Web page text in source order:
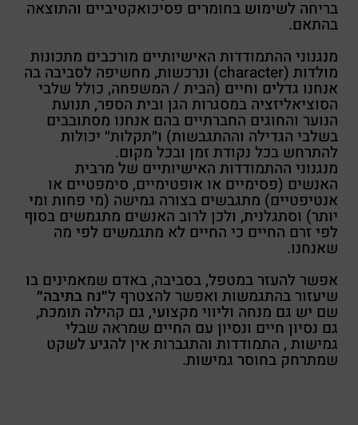
בריחה לשימוש בחומרים פסיכואקטיביים והתוצאה
בהתאם.
מנגנוני ההתמודדות האישיותיים מורכבים מתכונות
מולדות (character) ונרכשות, מחשיפה לסביבה בה
אנחנו גדלים וחיים (הבית / המשפחה, כולל שלבי
הסוציאליזציה במסגרות הגן ובית הספר, תנועת
הנוער והחוגים החברתיים בהם אנחנו מסתובבים
בשלבי הגדילה וההתגבשות) ו״תקלות״ יכולות
להתרחש בכל נקודת זמן ובכל מקום.
מנגנוני ההתמודדות האישיותיים של מרבית
האנשים (פסימיים או אופטימיים, סימפטיים או
אנטיפטיים) מתגבשים בצורה גמישה (מי פחות ומי
יותר) וסתגלנית, ולכן לרוב האנשים מתגמשים בסוף
לפי זרם החיים כי החיים לא מתגמשים לפי מה
שאנחנו.
אפשר להעזר במטפל, בסביבה, באדם שמאמינים בו
שיעזור בהתגמשות ואפשר להצטרף ל״נח בתיבה״
שם יש גם מנחה וליווי מקצועי, גם קהילה תומכת,
גם נסיון חיים ונסיון עם החיים שמראה שבלי
גמישות , התמודדות והתגברות אין להגיע לשקט
שמתרחק בחוסר גמישות.